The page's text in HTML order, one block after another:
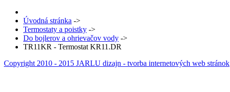
Úvodná stránka ->
Termostaty a poistky ->
Do bojlerov a ohrievačov vody ->
TR11KR - Termostat KR11.DR
Copyright 2010 - 2015 JARLU dizajn - tvorba internetových web stránok